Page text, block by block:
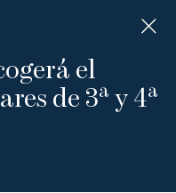
el
de 3ª y 4ª